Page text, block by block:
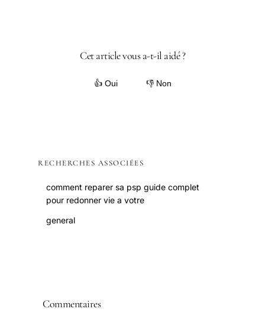
Cet article vous a-t-il aidé ?
👍 Oui 👎 Non
RECHERCHES ASSOCIÉES
comment reparer sa psp guide complet
pour redonner vie a votre
general
Commentaires